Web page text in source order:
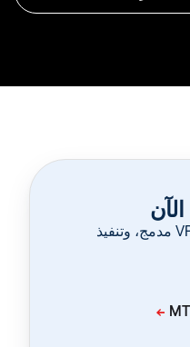
‏21 إطارًا زمنيًا، وسيرفر VPS مدمج، وتنفيذ